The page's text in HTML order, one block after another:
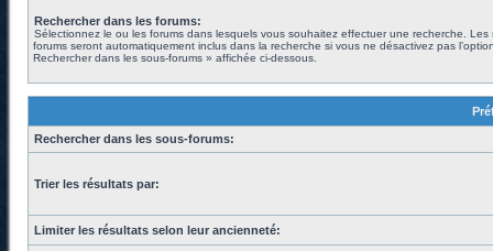
Rechercher dans les forums:
Sélectionnez le ou les forums dans lesquels vous souhaitez effectuer une recherche. Les
forums seront automatiquement inclus dans la recherche si vous ne désactivez pas
Rechercher dans les sous-forums » affichée ci-dessous.
Rechercher dans les sous-forums:
Trier les résultats par:
Limiter les résultats selon leur ancienneté: